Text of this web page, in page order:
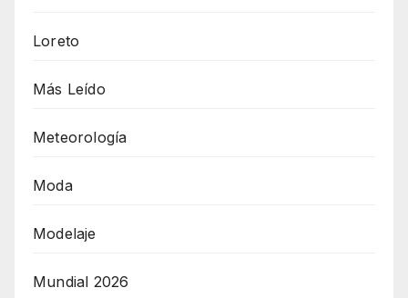
Loreto
Más Leído
Meteorología
Moda
Modelaje
Mundial 2026